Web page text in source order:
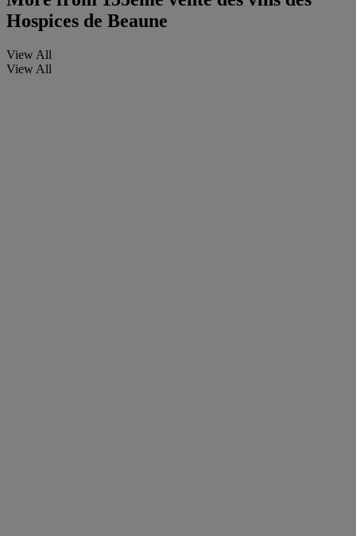
Hospices de Beaune
View All
View All